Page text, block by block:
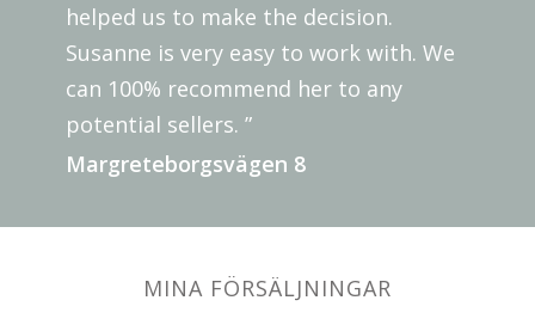
helped us to make the decision.
Susanne is very easy to work with. We
can 100% recommend her to any
potential sellers. ”
Margreteborgsvägen 8
MINA FÖRSÄLJNINGAR